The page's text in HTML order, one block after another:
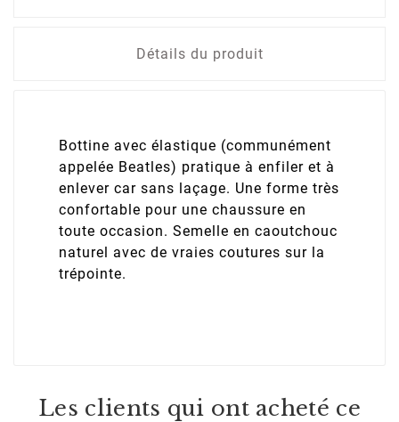
Détails du produit
Bottine avec élastique (communément
appelée Beatles) pratique à enfiler et à
enlever car sans laçage. Une forme très
confortable pour une chaussure en
toute occasion. Semelle en caoutchouc
naturel avec de vraies coutures sur la
trépointe.
Les clients qui ont acheté ce